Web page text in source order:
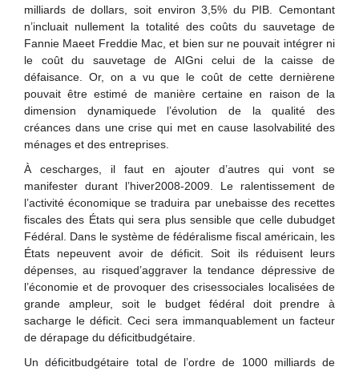
milliards de dollars, soit environ 3,5% du PIB. Cemontant
n’incluait nullement la totalité des coûts du sauvetage de
Fannie Maeet Freddie Mac, et bien sur ne pouvait intégrer ni
le coût du sauvetage de AIGni celui de la caisse de
défaisance. Or, on a vu que le coût de cette dernièrene
pouvait être estimé de manière certaine en raison de la
dimension dynamiquede l’évolution de la qualité des
créances dans une crise qui met en cause lasolvabilité des
ménages et des entreprises.
À cescharges, il faut en ajouter d’autres qui vont se
manifester durant l’hiver2008-2009. Le ralentissement de
l’activité économique se traduira par unebaisse des recettes
fiscales des États qui sera plus sensible que celle dubudget
Fédéral. Dans le système de fédéralisme fiscal américain, les
États nepeuvent avoir de déficit. Soit ils réduisent leurs
dépenses, au risqued’aggraver la tendance dépressive de
l’économie et de provoquer des crisessociales localisées de
grande ampleur, soit le budget fédéral doit prendre à
sacharge le déficit. Ceci sera immanquablement un facteur
de dérapage du déficitbudgétaire.
Un déficitbudgétaire total de l’ordre de 1000 milliards de